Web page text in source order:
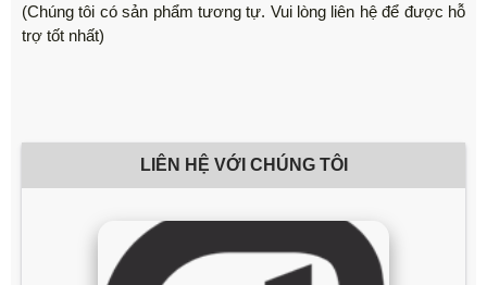
(Chúng tôi có sản phẩm tương tự. Vui lòng liên hệ để được hỗ
trợ tốt nhất)
LIÊN HỆ VỚI CHÚNG TÔI